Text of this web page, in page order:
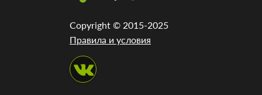
Copyright © 2015-2025
Правила и условия